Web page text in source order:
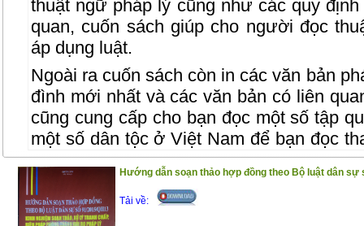
thuật ngữ pháp lý cũng như các quy
quan, cuốn sách giúp cho người đọc
áp dụng luật.
Ngoài ra cuốn sách còn in các văn bản
đình mới nhất và các văn bản có liên
cũng cung cấp cho bạn đọc một số tập
một số dân tộc ở Việt Nam để bạn đọc
công việc, chuyên môn.
Trân trọng giới thiệu đến bạn đọc !
(7/1/2021)
Hướng dẫn soạn thảo hợp đồng theo Bộ luật dân sự
Tải về: